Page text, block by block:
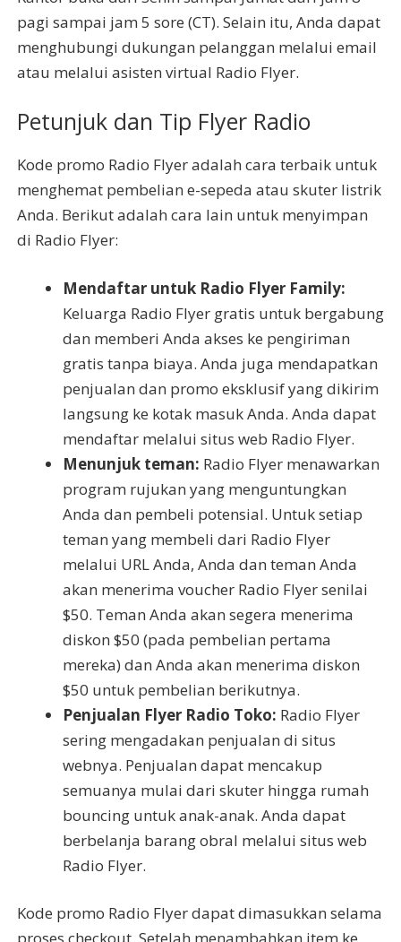
pagi sampai jam 5 sore (CT). Selain itu, Anda dapat
menghubungi dukungan pelanggan melalui email
atau melalui asisten virtual Radio Flyer.
Petunjuk dan Tip Flyer Radio
Kode promo Radio Flyer adalah cara terbaik untuk
menghemat pembelian e-sepeda atau skuter listrik
Anda. Berikut adalah cara lain untuk menyimpan
di Radio Flyer:
Mendaftar untuk Radio Flyer Family:
Keluarga Radio Flyer gratis untuk bergabung
dan memberi Anda akses ke pengiriman
gratis tanpa biaya. Anda juga mendapatkan
penjualan dan promo eksklusif yang dikirim
langsung ke kotak masuk Anda. Anda dapat
mendaftar melalui situs web Radio Flyer.
Menunjuk teman: Radio Flyer menawarkan
program rujukan yang menguntungkan
Anda dan pembeli potensial. Untuk setiap
teman yang membeli dari Radio Flyer
melalui URL Anda, Anda dan teman Anda
akan menerima voucher Radio Flyer senilai
$50. Teman Anda akan segera menerima
diskon $50 (pada pembelian pertama
mereka) dan Anda akan menerima diskon
$50 untuk pembelian berikutnya.
Penjualan Flyer Radio Toko: Radio Flyer
sering mengadakan penjualan di situs
webnya. Penjualan dapat mencakup
semuanya mulai dari skuter hingga rumah
bouncing untuk anak-anak. Anda dapat
berbelanja barang obral melalui situs web
Radio Flyer.
Kode promo Radio Flyer dapat dimasukkan selama